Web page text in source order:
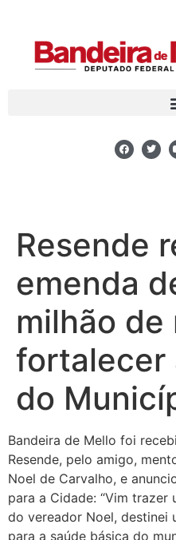
Resende
emenda
milhão de
fortalecer
do
Bandeira de Mello foi
Resende, pelo amigo,
Noel de Carvalho, e
para a Cidade: “Vim
do vereador Noel, destinei
para a saúde básica do